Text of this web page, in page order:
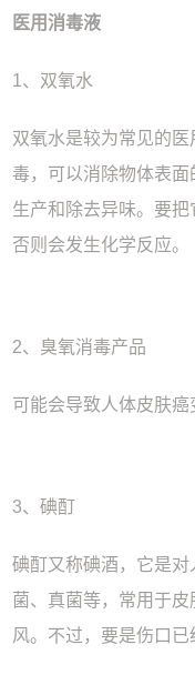
医用消毒液
1、双氧水
双氧水是较为常见的
毒，可以消除物体表
生产和除去异味。要把
否则会发生化学反应。
2、臭氧消毒产品
可能会导致人体皮肤癌
3、碘酊
碘酊又称碘酒，它是
菌、真菌等，常用于
风。不过，要是伤口已